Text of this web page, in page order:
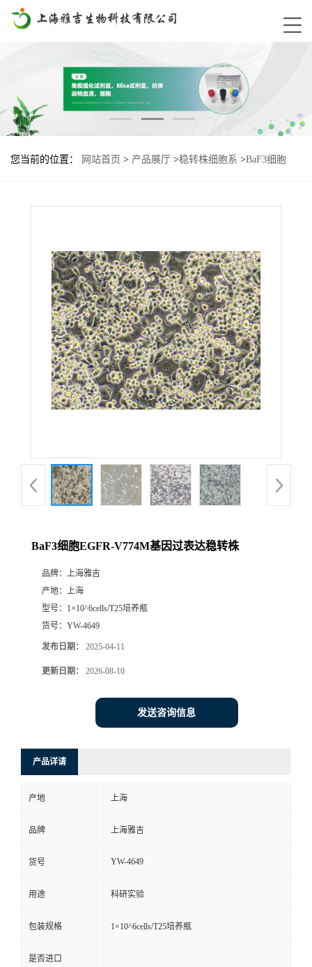
您当前的位置： 网站首页 > 产品展厅 >稳转株细胞系 >BaF3细胞
BaF3细胞EGFR-V774M基因过表达稳转株
品牌： 上海雅吉
产地： 上海
型号： 1×10^6cells/T25培养瓶
货号： YW-4649
发布日期： 2025-04-11
更新日期： 2026-08-10
发送咨询信息
产品详请
产地 上海
品牌 上海雅吉
货号 YW-4649
用途 科研实验
包装规格 1×10^6cells/T25培养瓶
是否进口